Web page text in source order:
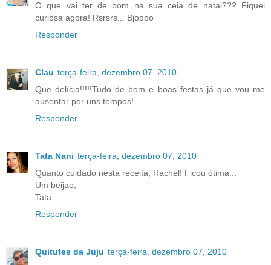
O que vai ter de bom na sua ceia de natal??? Fiquei
curiosa agora! Rsrsrs... Bjoooo
Responder
Clau terça-feira, dezembro 07, 2010
Que delícia!!!!!Tudo de bom e boas festas já que vou me
ausentar por uns tempos!
Responder
Tata Nani terça-feira, dezembro 07, 2010
Quanto cuidado nesta receita, Rachel! Ficou ótima...
Um beijao,
Tata
Responder
Quitutes da Juju terça-feira, dezembro 07, 2010